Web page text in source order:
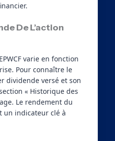
De L’action
varie en fonction
Pour connaître le
dividende versé et son
« Historique des
Le rendement du
un indicateur clé à